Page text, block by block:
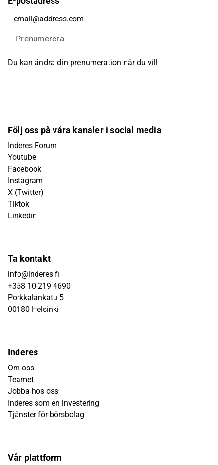
Prenumerera
Du kan ändra din prenumeration när du vill
Följ oss på våra kanaler i social media
Inderes Forum
Youtube
Facebook
Instagram
X (Twitter)
Tiktok
Linkedin
Ta kontakt
info@inderes.fi
+358 10 219 4690
Porkkalankatu 5
00180 Helsinki
Inderes
Om oss
Teamet
Jobba hos oss
Inderes som en investering
Tjänster för börsbolag
Vår plattform